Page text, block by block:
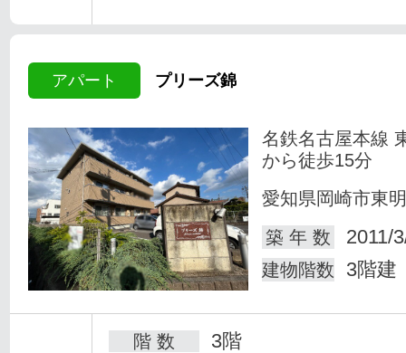
アパート プリーズ錦
名鉄名古屋本線
から徒歩15分
愛知県岡崎市東
築 年 数
2011/
建物階数 3階建
階 数 3階